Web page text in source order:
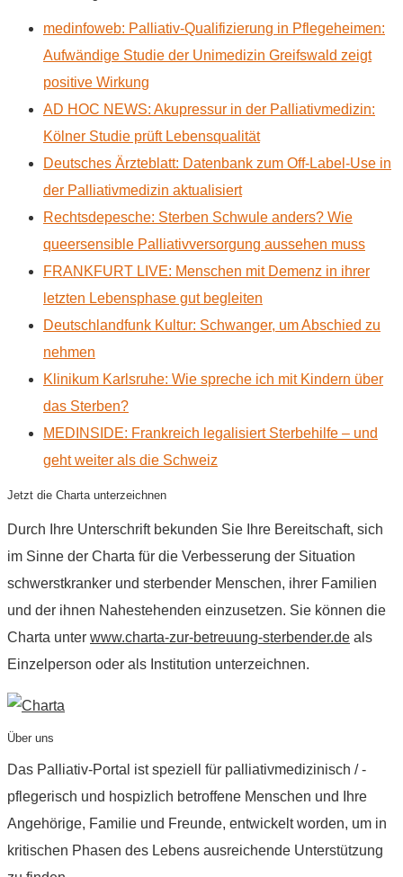
medinfoweb: Palliativ-Qualifizierung in Pflegeheimen:
Aufwändige Studie der Unimedizin Greifswald zeigt
positive Wirkung
AD HOC NEWS: Akupressur in der Palliativmedizin:
Kölner Studie prüft Lebensqualität
Deutsches Ärzteblatt: Datenbank zum Off-Label-Use in
der Palliativmedizin aktualisiert
Rechtsdepesche: Sterben Schwule anders? Wie
queersensible Palliativversorgung aussehen muss
FRANKFURT LIVE: Menschen mit Demenz in ihrer
letzten Lebensphase gut begleiten
Deutschlandfunk Kultur: Schwanger, um Abschied zu
nehmen
Klinikum Karlsruhe: Wie spreche ich mit Kindern über
das Sterben?
MEDINSIDE: Frankreich legalisiert Sterbehilfe – und
geht weiter als die Schweiz
Jetzt die Charta unterzeichnen
Durch Ihre Unterschrift bekunden Sie Ihre Bereitschaft, sich
im Sinne der Charta für die Verbesserung der Situation
schwerstkranker und sterbender Menschen, ihrer Familien
und der ihnen Nahestehenden einzusetzen. Sie können die
Charta unter www.charta-zur-betreuung-sterbender.de als
Einzelperson oder als Institution unterzeichnen.
Über uns
Das Palliativ-Portal ist speziell für palliativmedizinisch / -
pflegerisch und hospizlich betroffene Menschen und Ihre
Angehörige, Familie und Freunde, entwickelt worden, um in
kritischen Phasen des Lebens ausreichende Unterstützung